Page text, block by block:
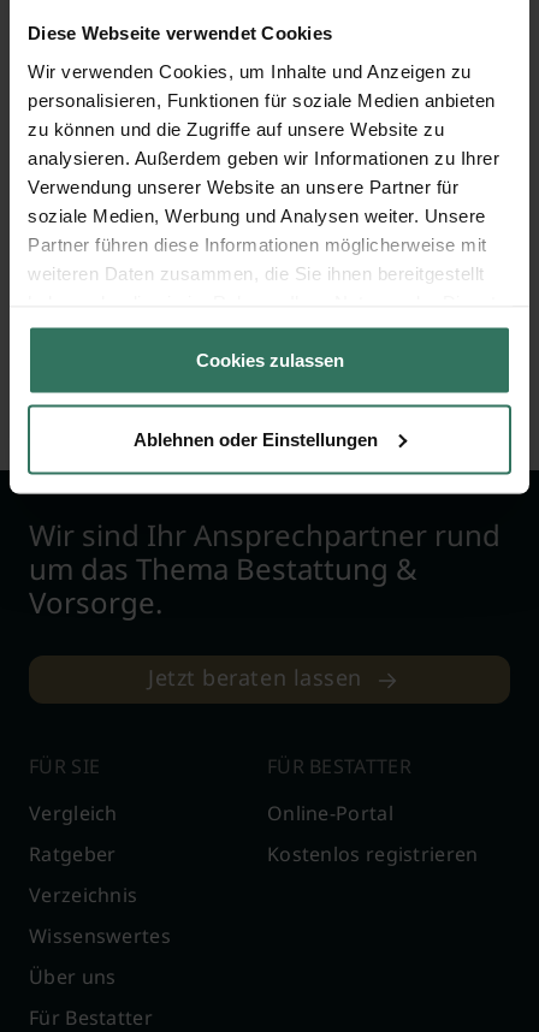
Diese Webseite verwendet Cookies
Wir verwenden Cookies, um Inhalte und Anzeigen zu
personalisieren, Funktionen für soziale Medien anbieten
zu können und die Zugriffe auf unsere Website zu
analysieren. Außerdem geben wir Informationen zu Ihrer
Verwendung unserer Website an unsere Partner für
soziale Medien, Werbung und Analysen weiter. Unsere
Partner führen diese Informationen möglicherweise mit
weiteren Daten zusammen, die Sie ihnen bereitgestellt
gesammelt haben.
Cookies zulassen
Ablehnen oder Einstellungen
Waldheimer Str. 67A
01683 Nossen
Wittke
01471 Radeburg
Wir sind Ihr Ansprechpartner rund
um das Thema Bestattung &
Vorsorge.
Jetzt beraten lassen
FÜR SIE
Vergleich
Ratgeber
Verzeichnis
Wissenswertes
Über uns
Für Bestatter
FÜR BESTATTER
Online-Portal
Kostenlos registrieren